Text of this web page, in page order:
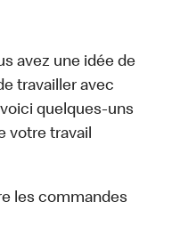
avez une idée de
travailler avec
quelques-uns
votre travail
les commandes